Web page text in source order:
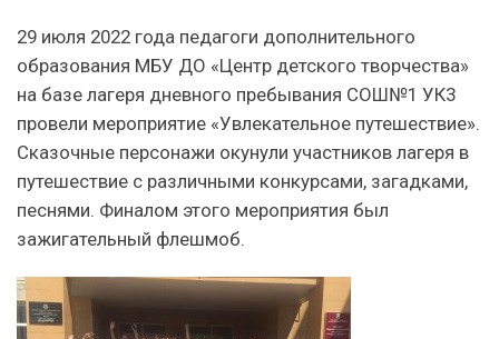
29 июля 2022 года педагоги дополнительного
образования МБУ ДО «Центр детского творчества»
на базе лагеря дневного пребывания СОШ№1 УК3
провели мероприятие «Увлекательное путешествие».
Сказочные персонажи окунули участников лагеря в
путешествие с различными конкурсами, загадками,
песнями. Финалом этого мероприятия был
зажигательный флешмоб.